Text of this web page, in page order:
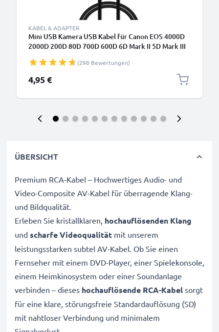
KABEL & ADAPTER
Mini USB Kamera USB Kabel für Canon EOS 4000D
2000D 200D 80D 700D 600D 6D Mark II 5D Mark III
Fotokameras - IFC-200U IFC-400PCU IFC-500U
Datenkabel 2.0, PVC Ladekabel
(298 Bewertungen)
4,95 €
ÜBERSICHT
Premium RCA-Kabel – Hochwertiges Audio- und
Video-Composite AV-Kabel für überragende Klang-
und Bildqualität.
Erleben Sie kristallklaren, hochauflösenden Klang
und scharfe Videoqualität mit unserem
leistungsstarken subtel AV-Kabel. Ob Sie einen
Fernseher mit einem DVD-Player, einer Spielekonsole,
einem Heimkinosystem oder einer Soundanlage
verbinden – dieses hochauflösende RCA-Kabel sorgt
für eine klare, störungsfreie Standardauflösung (SD)
mit nahtloser Verbindung und minimalem